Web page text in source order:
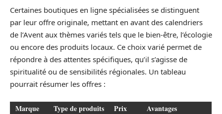
Certaines boutiques en ligne spécialisées se distinguent
par leur offre originale, mettant en avant des calendriers
de l’Avent aux thèmes variés tels que le bien-être, l’écologie
ou encore des produits locaux. Ce choix varié permet de
répondre à des attentes spécifiques, qu’il s’agisse de
spiritualité ou de sensibilités régionales. Un tableau
pourrait résumer les offres :
Marque Type de produits Prix Avantages